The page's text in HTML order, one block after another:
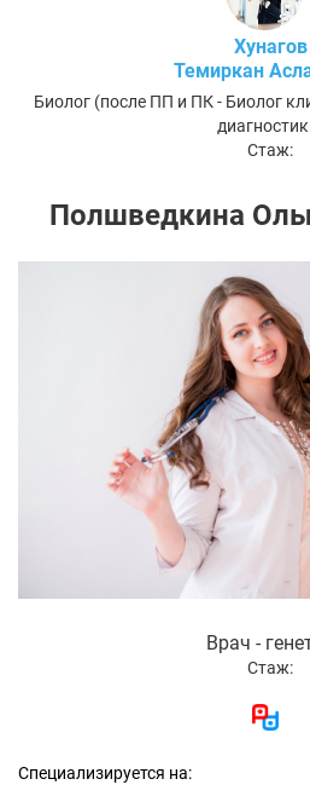
Хунагов
Темиркан
Биолог (после ПП и ПК - Биолог
Стаж:
Полшведкина
Врач -
Стаж:
Специализируется на: